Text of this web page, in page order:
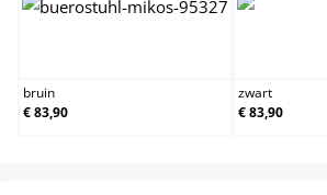
bruin
€ 83,90
zwart
€ 83,90